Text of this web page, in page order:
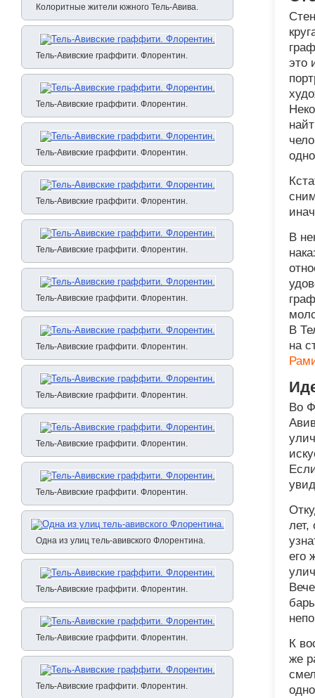
Колоритные жители южного Тель-Авива.
Тель-Авивские граффити. Флорентин.
Тель-Авивские граффити. Флорентин.
Тель-Авивские граффити. Флорентин.
Тель-Авивские граффити. Флорентин.
Тель-Авивские граффити. Флорентин.
Тель-Авивские граффити. Флорентин.
Тель-Авивские граффити. Флорентин.
Тель-Авивские граффити. Флорентин.
Тель-Авивские граффити. Флорентин.
Тель-Авивские граффити. Флорентин.
Одна из улиц тель-авивского Флорентина.
Тель-Авивские граффити. Флорентин.
Тель-Авивские граффити. Флорентин.
Тель-Авивские граффити. Флорентин.
это
В
В
на
Во
лет,
его
К
же